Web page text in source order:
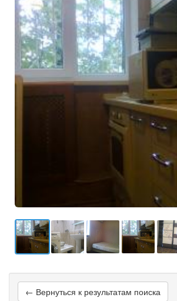
← Вернуться к результатам поиска